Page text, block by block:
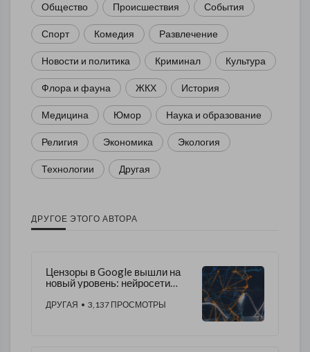
Общество Происшествия События
Спорт Комедия Развлечение
Новости и политика Криминал Культура
Флора и фауна ЖКХ История
Медицина Юмор Наука и образование
Религия Экономика Экология
Технологии Другая
ДРУГОЕ ЭТОГО АВТОРА
Цензоры в Google вышли на
новый уровень: нейросети
делаете
ДРУГАЯ • 3,137 ПРОСМОТРЫ